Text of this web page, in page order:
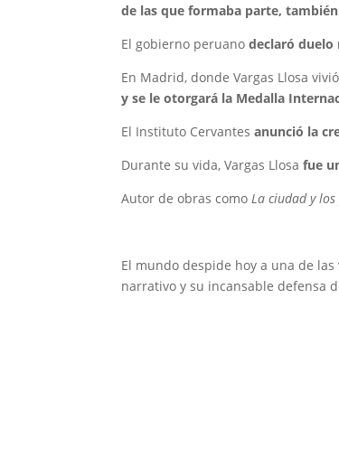
de las que formaba parte,
El gobierno peruanodeclaró duelo
En Madrid, donde Vargas Llosa
y se le otorgará la Medalla
El Instituto Cervantesanunció la
Durante su vida, Vargas Llosafue
Autor de obras comoLa ciudad y
El mundo despide hoy a una de
narrativo y su incansable defensa